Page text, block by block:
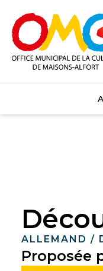
ALLEMAND /
Proposée